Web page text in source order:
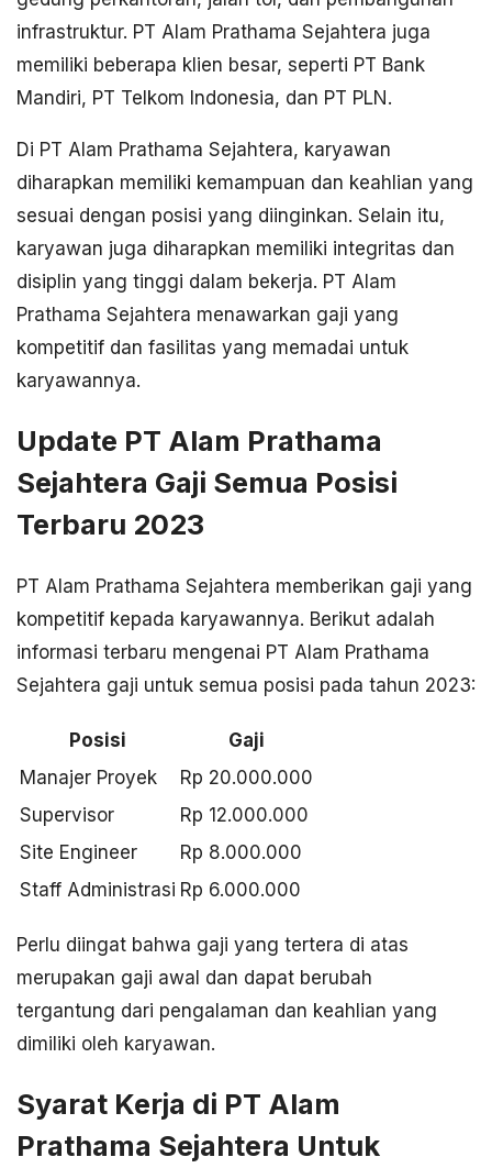
infrastruktur. PT Alam Prathama Sejahtera juga
memiliki beberapa klien besar, seperti PT Bank
Mandiri, PT Telkom Indonesia, dan PT PLN.
Di PT Alam Prathama Sejahtera, karyawan
diharapkan memiliki kemampuan dan keahlian yang
sesuai dengan posisi yang diinginkan. Selain itu,
karyawan juga diharapkan memiliki integritas dan
disiplin yang tinggi dalam bekerja. PT Alam
Prathama Sejahtera menawarkan gaji yang
kompetitif dan fasilitas yang memadai untuk
karyawannya.
Update PT Alam Prathama
Sejahtera Gaji Semua Posisi
Terbaru 2023
PT Alam Prathama Sejahtera memberikan gaji yang
kompetitif kepada karyawannya. Berikut adalah
informasi terbaru mengenai PT Alam Prathama
Sejahtera gaji untuk semua posisi pada tahun 2023:
Posisi
Gaji
Manajer Proyek
Rp 20.000.000
Supervisor
Rp 12.000.000
Site Engineer
Rp 8.000.000
Staff Administrasi Rp 6.000.000
Perlu diingat bahwa gaji yang tertera di atas
merupakan gaji awal dan dapat berubah
tergantung dari pengalaman dan keahlian yang
dimiliki oleh karyawan.
Syarat Kerja di PT Alam
Prathama Sejahtera Untuk